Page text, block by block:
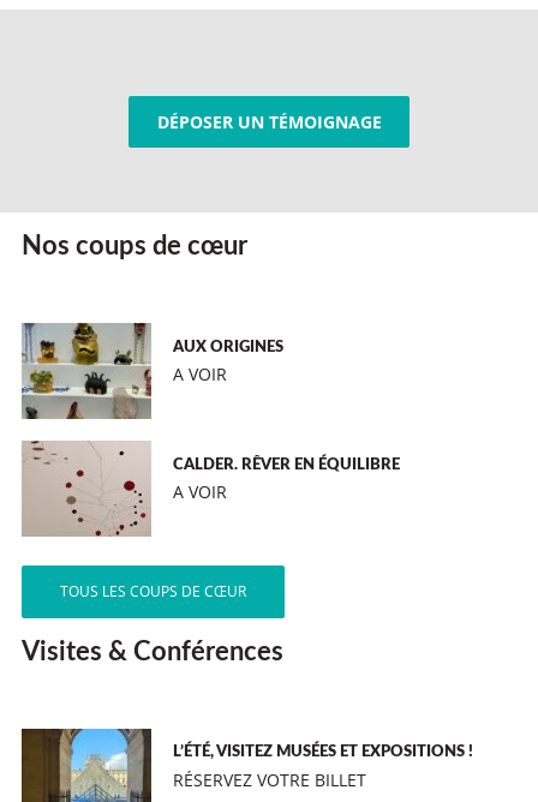
DÉPOSER UN TÉMOIGNAGE
Nos coups de cœur
AUX ORIGINES
A VOIR
CALDER. RÊVER EN ÉQUILIBRE
A VOIR
TOUS LES COUPS DE CŒUR
Visites & Conférences
L’ÉTÉ, VISITEZ MUSÉES ET EXPOSITIONS !
RÉSERVEZ VOTRE BILLET